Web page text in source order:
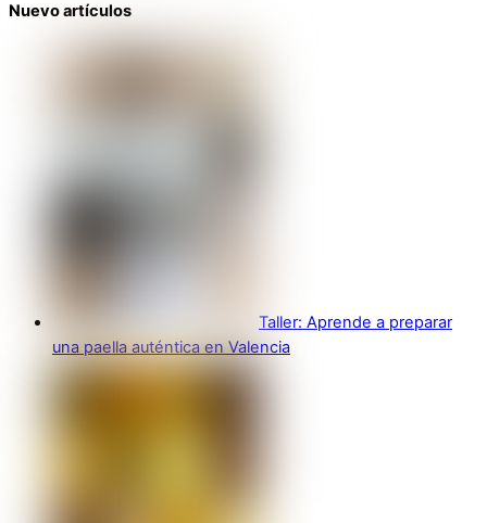
Nuevo artículos
Taller: Aprende a preparar
una paella auténtica en Valencia